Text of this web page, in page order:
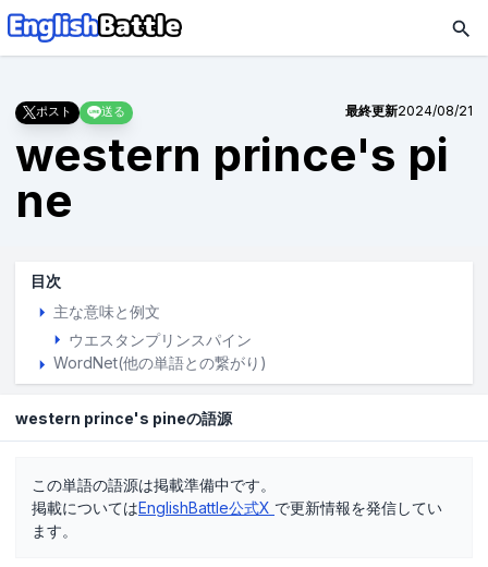
ポスト 送る 最終更新2024/08/21
western prince's pi
ne
目次
主な意味と例文
ウエスタンプリンスパイン
WordNet(他の単語との繋がり)
western prince's pineの語源
この単語の語源は掲載準備中です。
掲載についてはEnglishBattle公式X で更新情報を発信してい
ます。